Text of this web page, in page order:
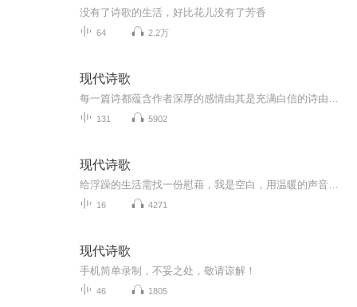
没有了诗歌的生活，好比花儿没有了芳香
64 2.2万
现代诗歌
131 5902
现代诗歌
16 4271
现代诗歌
手机简单录制，不妥之处，敬请谅解！
46 1805